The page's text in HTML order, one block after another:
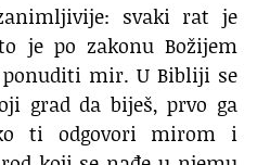
svaki rat je
je po zakonu Božijem
mir. U Bibliji se
grad da biješ, prvo ga
ti odgovori mirom i